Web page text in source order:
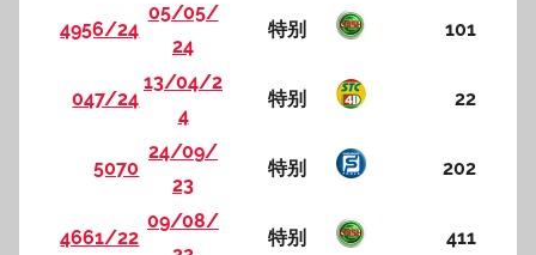
4956/24
05/05/
24
特别 101
047/24
13/04/2
4
特别 22
5070
24/09/
23
特别 202
4661/22
09/08/
特别 411